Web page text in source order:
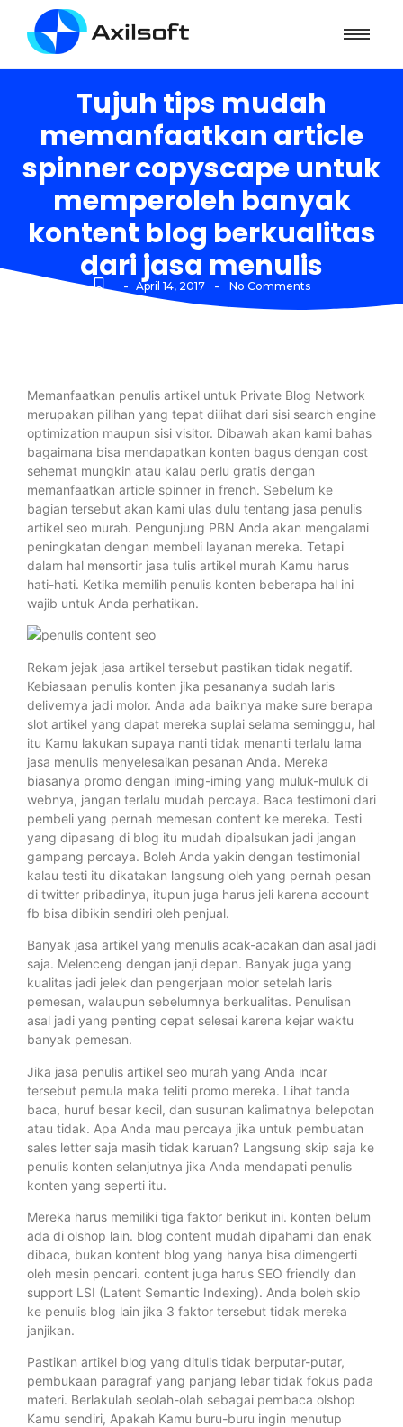
Tujuh tips mudah
memanfaatkan article
spinner copyscape untuk
memperoleh banyak
kontent blog berkualitas
dari jasa menulis
- April 14, 2017 - No Comments
Memanfaatkan penulis artikel untuk Private Blog Network
merupakan pilihan yang tepat dilihat dari sisi search engine
optimization maupun sisi visitor. Dibawah akan kami bahas
bagaimana bisa mendapatkan konten bagus dengan cost
sehemat mungkin atau kalau perlu gratis dengan
memanfaatkan article spinner in french. Sebelum ke
bagian tersebut akan kami ulas dulu tentang jasa penulis
artikel seo murah. Pengunjung PBN Anda akan mengalami
peningkatan dengan membeli layanan mereka. Tetapi
dalam hal mensortir jasa tulis artikel murah Kamu harus
hati-hati. Ketika memilih penulis konten beberapa hal ini
wajib untuk Anda perhatikan.
Rekam jejak jasa artikel tersebut pastikan tidak negatif.
Kebiasaan penulis konten jika pesananya sudah laris
delivernya jadi molor. Anda ada baiknya make sure berapa
slot artikel yang dapat mereka suplai selama seminggu, hal
itu Kamu lakukan supaya nanti tidak menanti terlalu lama
jasa menulis menyelesaikan pesanan Anda. Mereka
biasanya promo dengan iming-iming yang muluk-muluk di
webnya, jangan terlalu mudah percaya. Baca testimoni dari
pembeli yang pernah memesan content ke mereka. Testi
yang dipasang di blog itu mudah dipalsukan jadi jangan
gampang percaya. Boleh Anda yakin dengan testimonial
kalau testi itu dikatakan langsung oleh yang pernah pesan
di twitter pribadinya, itupun juga harus jeli karena account
fb bisa dibikin sendiri oleh penjual.
Banyak jasa artikel yang menulis acak-acakan dan asal jadi
saja. Melenceng dengan janji depan. Banyak juga yang
kualitas jadi jelek dan pengerjaan molor setelah laris
pemesan, walaupun sebelumnya berkualitas. Penulisan
asal jadi yang penting cepat selesai karena kejar waktu
banyak pemesan.
Jika jasa penulis artikel seo murah yang Anda incar
tersebut pemula maka teliti promo mereka. Lihat tanda
baca, huruf besar kecil, dan susunan kalimatnya belepotan
atau tidak. Apa Anda mau percaya jika untuk pembuatan
sales letter saja masih tidak karuan? Langsung skip saja ke
penulis konten selanjutnya jika Anda mendapati penulis
konten yang seperti itu.
Mereka harus memiliki tiga faktor berikut ini. konten belum
ada di olshop lain. blog content mudah dipahami dan enak
dibaca, bukan kontent blog yang hanya bisa dimengerti
oleh mesin pencari. content juga harus SEO friendly dan
support LSI (Latent Semantic Indexing). Anda boleh skip
ke penulis blog lain jika 3 faktor tersebut tidak mereka
janjikan.
Pastikan artikel blog yang ditulis tidak berputar-putar,
pembukaan paragraf yang panjang lebar tidak fokus pada
materi. Berlakulah seolah-olah sebagai pembaca olshop
Kamu sendiri, Apakah Kamu buru-buru ingin menutup